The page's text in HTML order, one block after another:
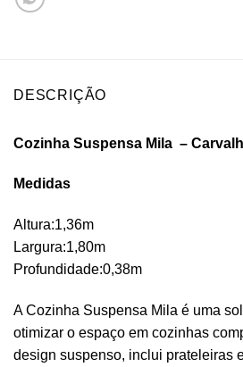
DESCRIÇÃO
Cozinha Suspensa Mila –
Medidas
Altura:1,36m
Largura:1,80m
Profundidade:0,38m
A Cozinha Suspensa Mila é uma
otimizar o espaço em cozinhas
design suspenso, inclui prateleiras